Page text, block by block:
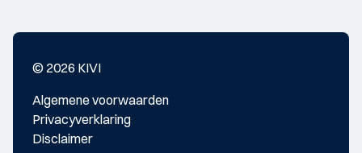
© 2026 KIVI
Algemene voorwaarden
Privacyverklaring
Disclaimer